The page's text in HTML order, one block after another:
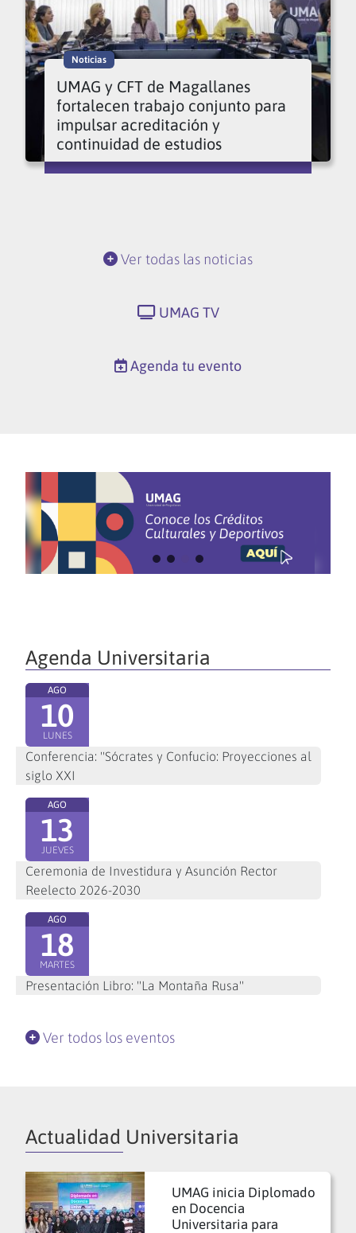
Noticias
UMAG y CFT de Magallanes
fortalecen trabajo conjunto para
impulsar acreditación y
continuidad de estudios
Ver todas las noticias
UMAG TV
Agenda tu evento
Agenda Universitaria
AGO
10
LUNES
Conferencia: "Sócrates y Confucio: Proyecciones al
siglo XXI
AGO
13
JUEVES
Ceremonia de Investidura y Asunción Rector
Reelecto 2026-2030
AGO
18
MARTES
Presentación Libro: "La Montaña Rusa"
Ver todos los eventos
Actualidad Universitaria
UMAG inicia Diplomado
en Docencia
Universitaria para